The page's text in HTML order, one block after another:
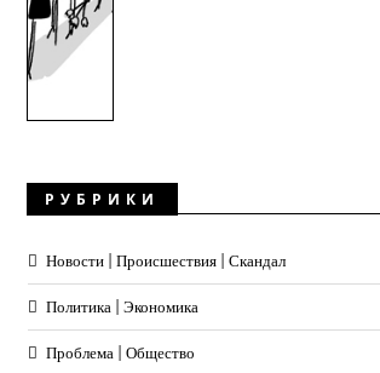
РУБРИКИ
Новости | Происшествия | Скандал
Политика | Экономика
Проблема | Общество